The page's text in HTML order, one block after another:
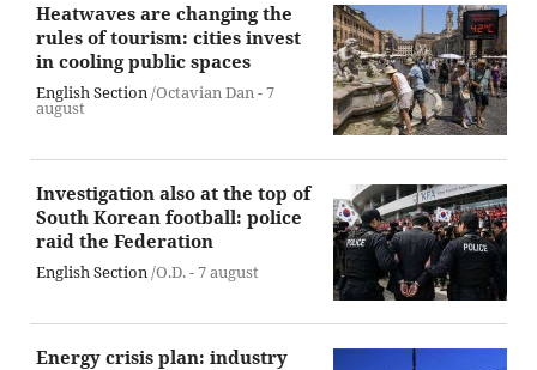
Heatwaves are changing the
rules of tourism: cities invest
in cooling public spaces
English Section/Octavian Dan -7
august
Investigation also at the top of
South Korean football: police
raid the Federation
English Section/O.D. -7 august
Energy crisis plan: industry